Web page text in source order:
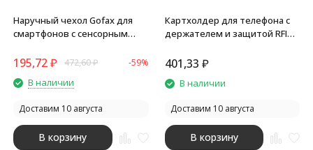
Наручный чехол Gofax для
смартфонов с сенсорным
195,72₽ 472,60₽ -59%
В наличии
Доставим 10 августа
В корзину
Картхолдер для телефона с
держателем и защитой RFID
401,33 ₽
В наличии
Доставим 10 августа
В корзину